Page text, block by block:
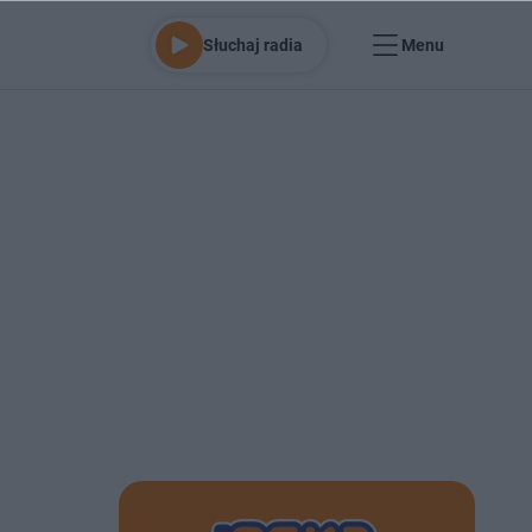
Słuchaj radia Menu